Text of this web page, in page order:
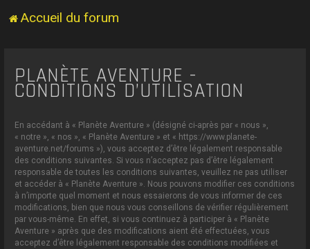
Accueil du forum
PLANÈTE AVENTURE -
CONDITIONS D’UTILISATION
En accédant à « Planète Aventure » (désigné ci-après par « nous »,
« notre », « nos », « Planète Aventure » et « https://www.planete-
aventure.net/forums »), vous acceptez d’être légalement responsable
des conditions suivantes. Si vous n’acceptez pas d’être légalement
responsable de toutes les conditions suivantes, veuillez ne pas utiliser
et accéder à « Planète Aventure ». Nous pouvons modifier ces conditions
à n’importe quel moment et nous essaierons de vous informer de ces
modifications, bien que nous vous conseillons de vérifier régulièrement
par vous-même. En effet, si vous continuez à participer à « Planète
Aventure » après que des modifications aient été effectuées, vous
acceptez d’être légalement responsable des conditions modifiées et